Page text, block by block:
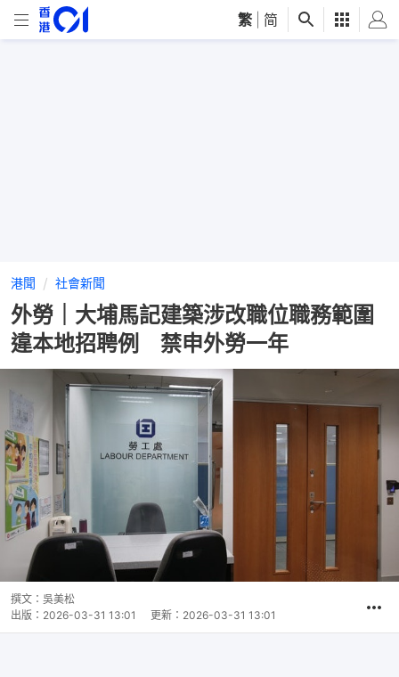
繁 简
港聞 社會新聞
外勞｜大埔馬記建築涉改職位職務範圍
違本地招聘例 禁申外勞一年
撰文： 吳美松
出版： 2026-03-31 13:01 更新： 2026-03-31 13:01